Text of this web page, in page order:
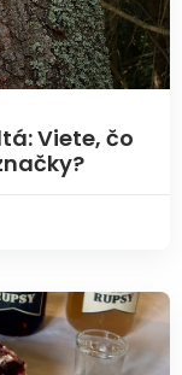
Viete, čo